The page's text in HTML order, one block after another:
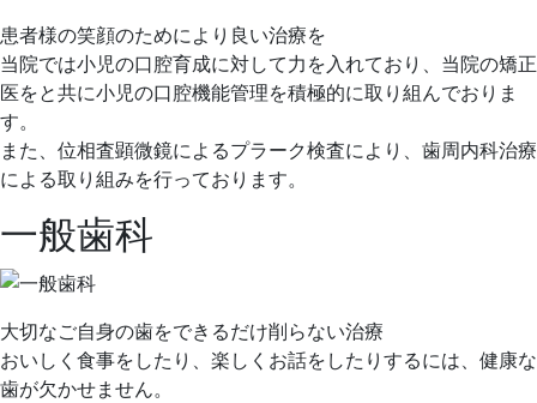
2021
年
9
月
7
日
患者様の笑顔のためにより良い治療を
当院では小児の口腔育成に対して力を入れており、当院の矯正
医をと共に小児の口腔機能管理を積極的に取り組んでおりま
す。
また、位相査顕微鏡によるプラーク検査により、歯周内科治療
による取り組みを行っております。
一般歯科
大切なご自身の歯をできるだけ削らない治療
おいしく食事をしたり、楽しくお話をしたりするには、健康な
歯が欠かせません。